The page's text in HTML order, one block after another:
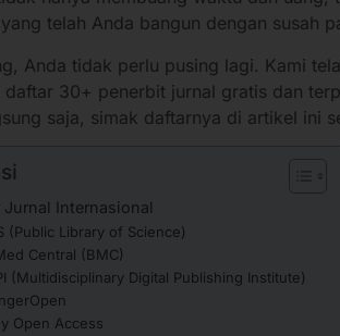
telah Anda bangun dengan susah
Anda tidak perlu pusing lagi. Kami
daftar 30+ penerbit jurnal gratis dan
saja, simak daftarnya di artikel ini
Jurnal Internasional
(Public Library of Science)
Central (BMC)
(Multidisciplinary Digital Publishing Institute)
Open Access